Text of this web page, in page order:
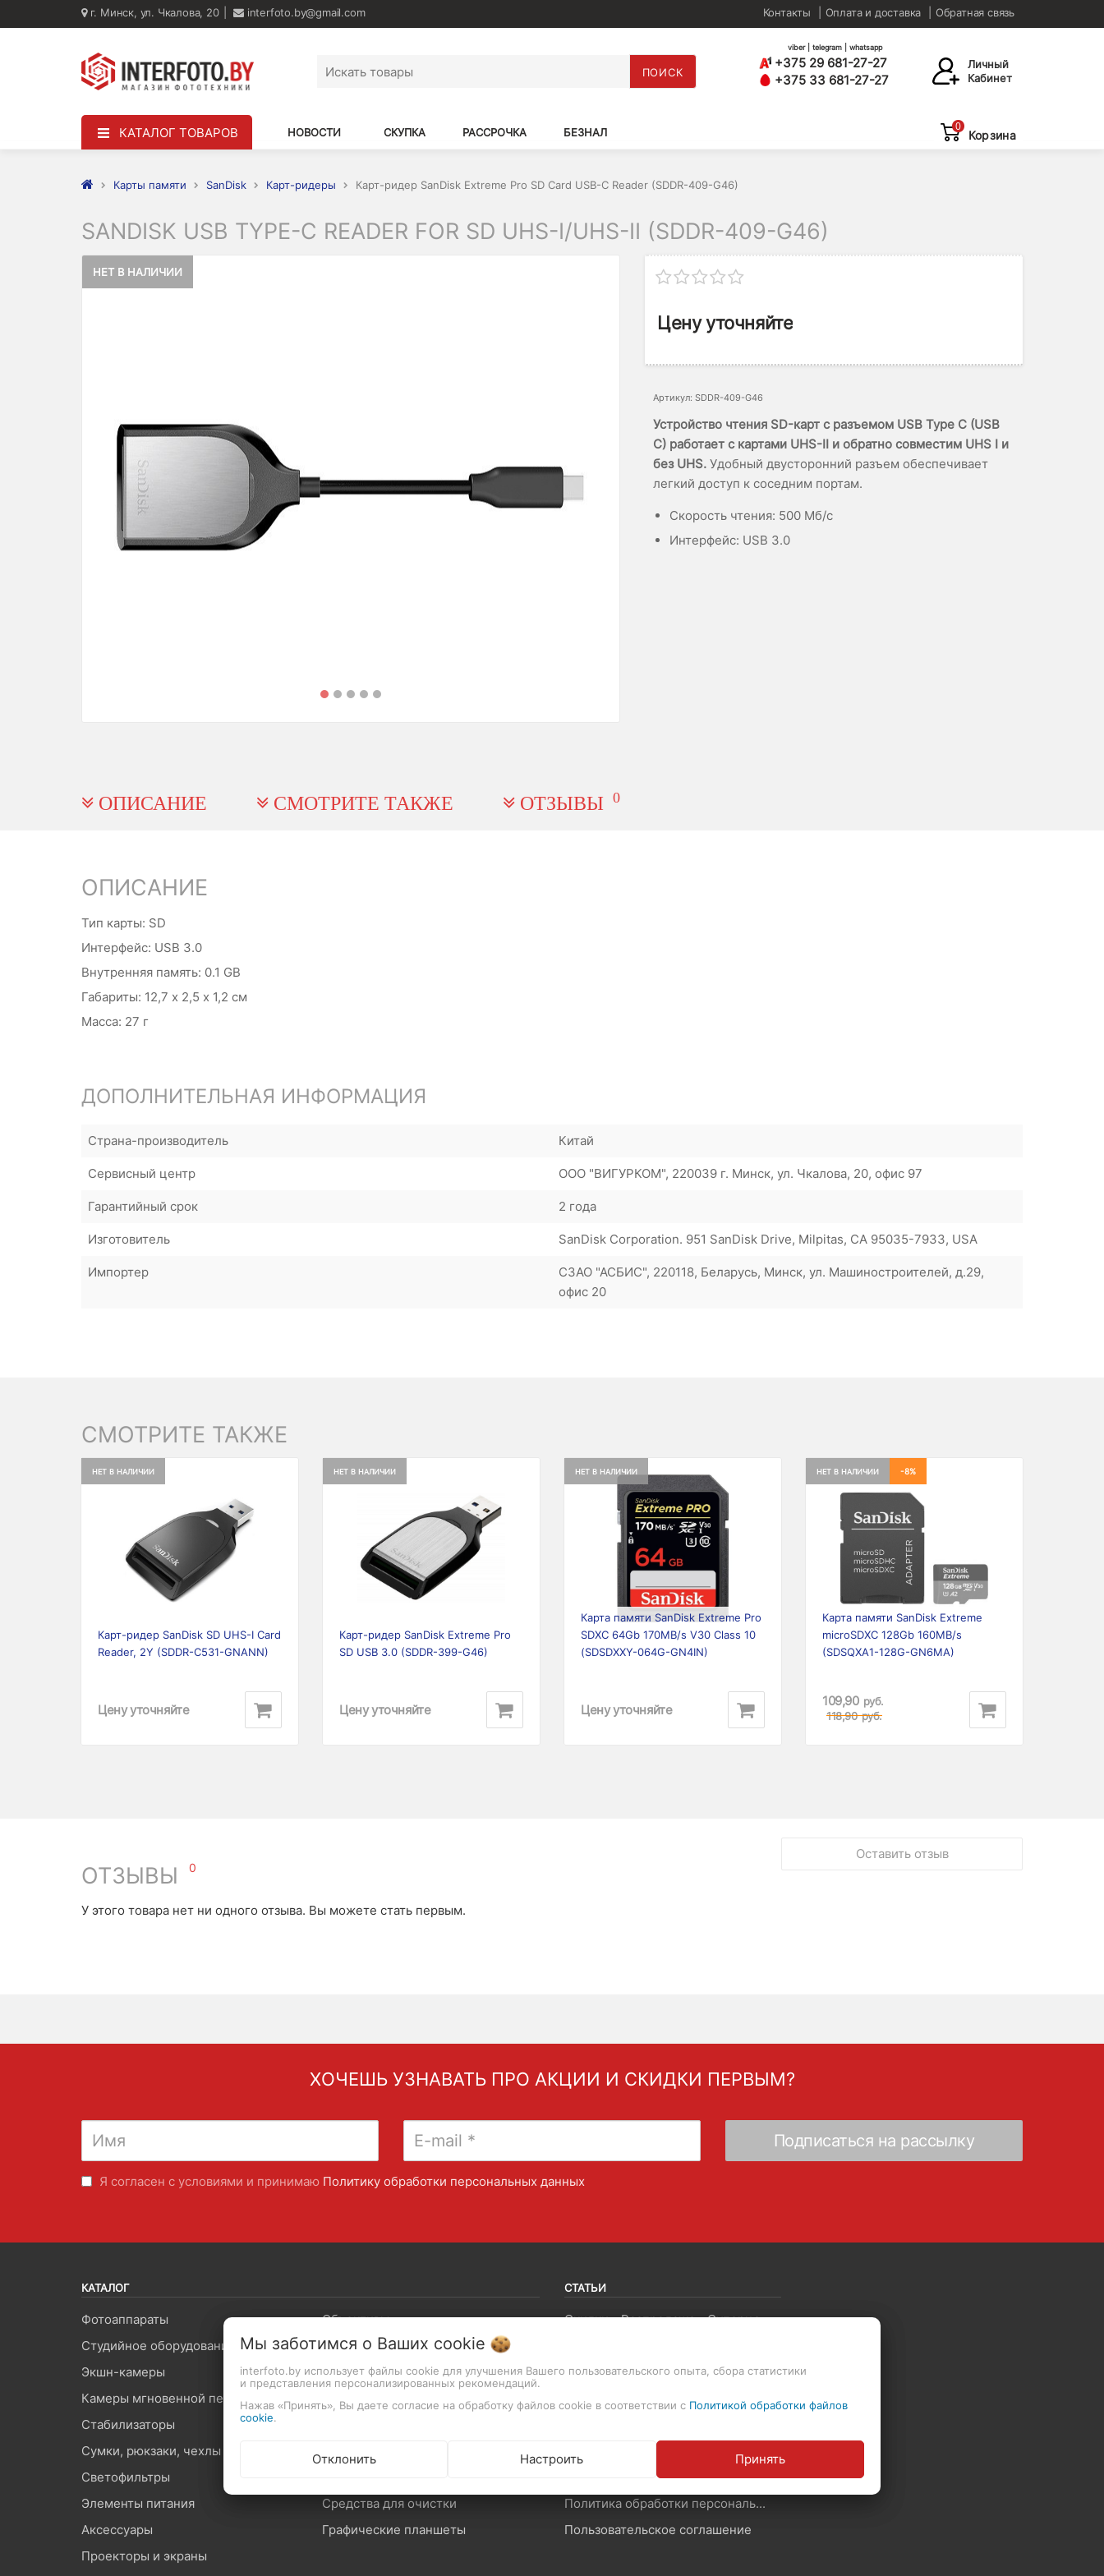
г. Минск, ул. Чкалова, 20 interfoto.by@gmail.com Контакты Оплата и доставка Обратная связь
ПОИСК
viber | telegram | whatsapp
+375 29 681-27-27
+375 33 681-27-27
Личный
Кабинет
КАТАЛОГ ТОВАРОВ НОВОСТИ СКУПКА РАССРОЧКА БЕЗНАЛ 0
Корзина
Карты памяти SanDisk Карт-ридеры Карт-ридер SanDisk Extreme Pro SD Card USB-C Reader (SDDR-409-G46)
SANDISK USB TYPE-C READER FOR SD UHS-I/UHS-II (SDDR-409-G46)
НЕТ В НАЛИЧИИ
Цену уточняйте
Артикул: SDDR-409-G46
Устройство чтения SD-карт с разъемом USB Type C (USB
C) работает с картами UHS-II и обратно совместим UHS I и
без UHS. Удобный двусторонний разъем обеспечивает
легкий доступ к соседним портам.
Скорость чтения: 500 Мб/с
Интерфейс: USB 3.0
ОПИСАНИЕ СМОТРИТЕ ТАКЖЕ ОТЗЫВЫ 0
ОПИСАНИЕ
Тип карты: SD
Интерфейс: USB 3.0
Внутренняя память: 0.1 GB
Габариты: 12,7 х 2,5 х 1,2 см
Масса: 27 г
ДОПОЛНИТЕЛЬНАЯ ИНФОРМАЦИЯ
Страна-производитель Китай
Сервисный центр ООО "ВИГУРКОМ", 220039 г. Минск, ул. Чкалова, 20, офис 97
Гарантийный срок 2 года
Изготовитель SanDisk Corporation. 951 SanDisk Drive, Milpitas, CA 95035-7933, USA
Импортер
СЗАО "АСБИС", 220118, Беларусь, Минск, ул. Машиностроителей, д.29,
офис 20
СМОТРИТЕ ТАКЖЕ
НЕТ В НАЛИЧИИ
Previous
Карт-ридер SanDisk SD UHS-I Card
Reader, 2Y (SDDR-C531-GNANN)
Цену уточняйте
НЕТ В НАЛИЧИИ
Previous
Карт-ридер SanDisk Extreme Pro
SD USB 3.0 (SDDR-399-G46)
Цену уточняйте
НЕТ В НАЛИЧИИ
Previous
Карта памяти SanDisk Extreme Pro
SDXC 64Gb 170MB/s V30 Class 10
(SDSDXXY-064G-GN4IN)
Цену уточняйте
НЕТ В НАЛИЧИИ -8%
Previous
Карта памяти SanDisk Extreme
microSDXC 128Gb 160MB/s
(SDSQXA1-128G-GN6MA)
109,90 руб.
118,90 руб.
ОТЗЫВЫ 0
Оставить отзыв
У этого товара нет ни одного отзыва. Вы можете стать первым.
ХОЧЕШЬ УЗНАВАТЬ ПРО АКЦИИ И СКИДКИ ПЕРВЫМ?
Я согласен с условиями и принимаю Политику обработки персональных данных
КАТАЛОГ
Фотоаппараты
Объективы
Студийное оборудование
Видеопроизводство
Экшн-камеры
Вспышки и лампы
Камеры мгновенной печати
Штативы и крепления
Стабилизаторы
Сумки, рюкзаки, чехлы
Светофильтры
Элементы питания
Средства для очистки
Аксессуары
Графические планшеты
Проекторы и экраны
СТАТЬИ
Скидки - Распродажа - Суперцены
Как совершить покупку
Политика в отношении обработки файлов Cookie
Производители и импортеры
Договор публичной оферты
Политика обработки персональных данных
Пользовательское соглашение
Мы заботимся о Ваших cookie
interfoto.by использует файлы cookie для улучшения Вашего пользовательского опыта, сбора статистики
и представления персонализированных рекомендаций.
Нажав «Принять», Вы даете согласие на обработку файлов cookie в соответствии с Политикой обработки файлов
cookie.
Отклонить Настроить Принять